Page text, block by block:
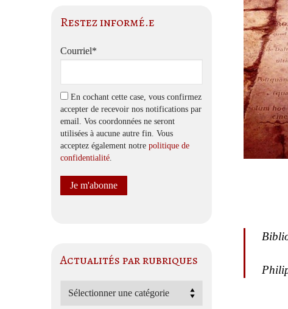
Restez informé.e
Courriel*
En cochant cette case, vous confirmez
accepter de recevoir nos notifications par
email. Vos coordonnées ne seront
utilisées à aucune autre fin. Vous
acceptez également notre politique de
confidentialité
Actualités par rubriques
Actualités